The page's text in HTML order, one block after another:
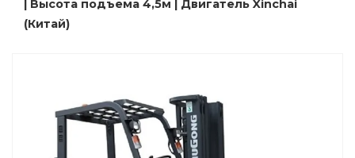
| Высота подъема 4,5м | Двигатель Xinchai
(Китай)